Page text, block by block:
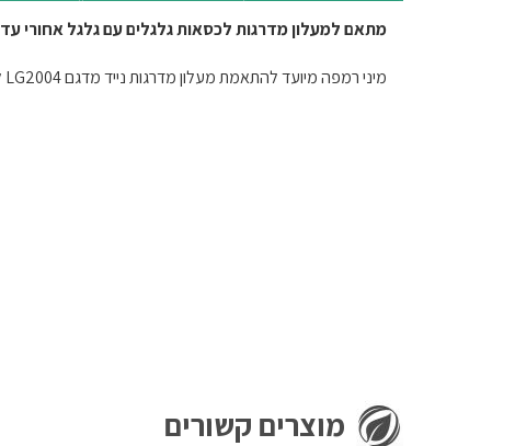
מתאם למעלון מדרגות לכסאות גלגלים עם גלגל אחורי עד 30 ס"מ
מיני רמפה מיועד להתאמת מעלון מדרגות נייד מדגם LG2004 לכסאות גלגלים עם גלגל אחורי עד "12 (30 ס"מ)
מוצרים קשורים